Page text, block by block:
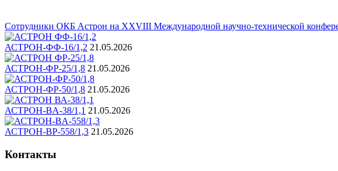
Сотрудники ОКБ Астрон на XXVIII Международной научно-технической
АСТРОН-ФФ-16/1,2 21.05.2026
АСТРОН-ФР-25/1,8 21.05.2026
АСТРОН-ФР-50/1,8 21.05.2026
АСТРОН-BA-38/1,1 21.05.2026
АСТРОН-BР-558/1,3 21.05.2026
Контакты